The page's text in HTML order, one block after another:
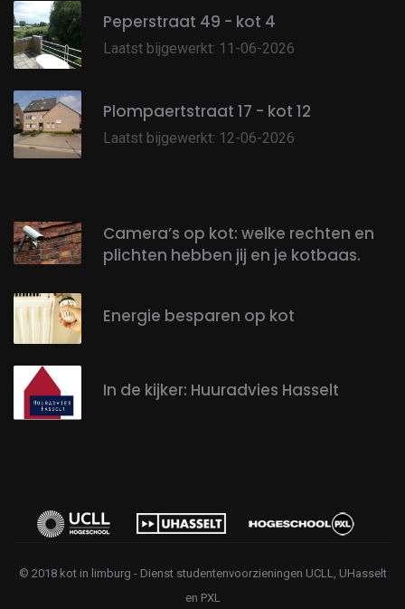
Peperstraat 49 - kot 4
Laatst bijgewerkt: 11-06-2026
Plompaertstraat 17 - kot 12
Laatst bijgewerkt: 12-06-2026
Camera’s op kot: welke rechten en
plichten hebben jij en je kotbaas.
Energie besparen op kot
In de kijker: Huuradvies Hasselt
© 2018 kot in limburg - Dienst studentenvoorzieningen UCLL, UHasselt
en PXL